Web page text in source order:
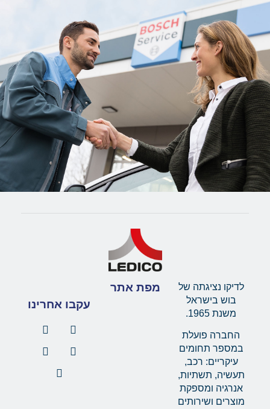
לדיקו נציגתה של
בוש בישראל
משנת 1965.
החברה פועלת
במספר תחומים
עיקריים: רכב,
תעשיה, תשתיות,
אנרגיה ומספקת
מוצרים ושירותים
מפת אתר
עקבו אחרינו